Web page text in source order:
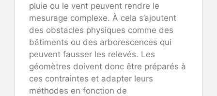
pluie ou le vent peuvent rendre le
mesurage complexe. À cela s’ajoutent
des obstacles physiques comme des
bâtiments ou des arborescences qui
peuvent fausser les relevés. Les
géomètres doivent donc être préparés à
ces contraintes et adapter leurs
méthodes en fonction de